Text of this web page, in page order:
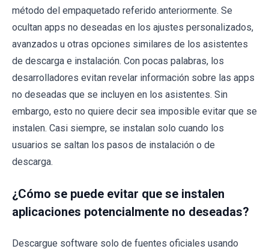
método del empaquetado referido anteriormente. Se
ocultan apps no deseadas en los ajustes personalizados,
avanzados u otras opciones similares de los asistentes
de descarga e instalación. Con pocas palabras, los
desarrolladores evitan revelar información sobre las apps
no deseadas que se incluyen en los asistentes. Sin
embargo, esto no quiere decir sea imposible evitar que se
instalen. Casi siempre, se instalan solo cuando los
usuarios se saltan los pasos de instalación o de
descarga.
¿Cómo se puede evitar que se instalen
aplicaciones potencialmente no deseadas?
Descargue software solo de fuentes oficiales usando